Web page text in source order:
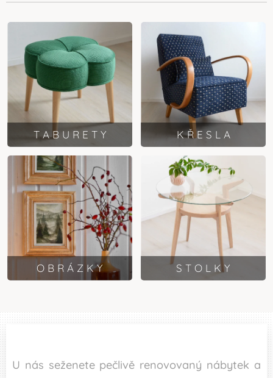
T A B U R E T Y K Ř E S L A
O B R Á Z K Y S T O L K Y
U nás seženete pečlivě renovovaný nábytek a